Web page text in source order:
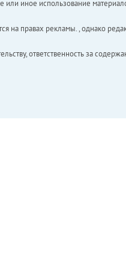
иное использование
правах рекламы. , однако
ответственность за